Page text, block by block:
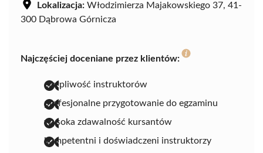
Lokalizacja: Włodzimierza Majakowskiego 37, 41-
300 Dąbrowa Górnicza
Najczęściej doceniane przez klientów:
cierpliwość instruktorów
profesjonalne przygotowanie do egzaminu
wysoka zdawalność kursantów
kompetentni i doświadczeni instruktorzy